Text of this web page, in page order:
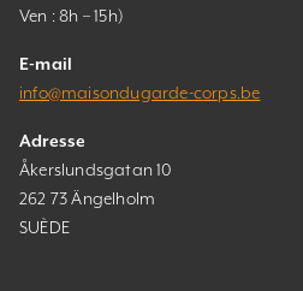
Ven : 8h – 15h)
E-mail
info@maisondugarde-corps.be
Adresse
Åkerslundsgatan 10
262 73 Ängelholm
SUÈDE